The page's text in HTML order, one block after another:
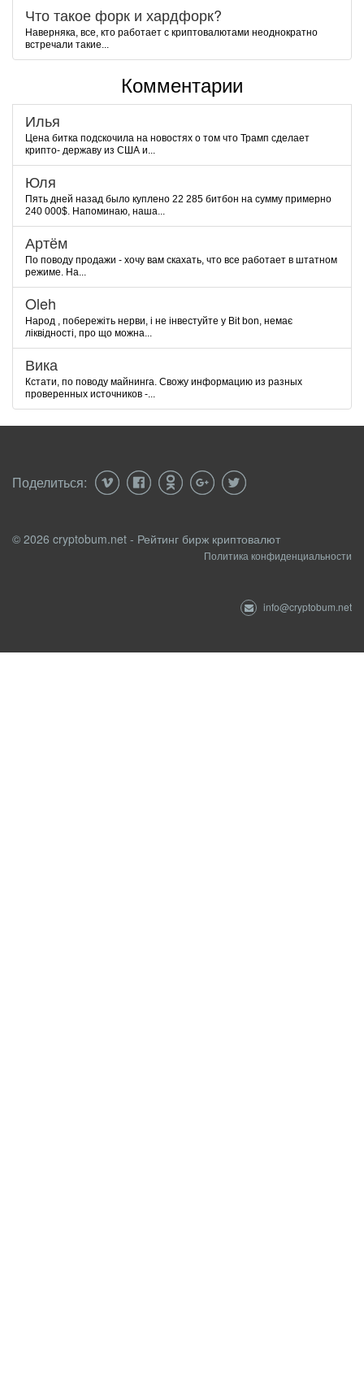
Что такое форк и хардфорк?
Наверняка, все, кто работает с криптовалютами неоднократно
встречали такие...
Комментарии
Илья
Цена битка подскочила на новостях о том что Трамп сделает
крипто- державу из США и...
Юля
Пять дней назад было куплено 22 285 битбон на сумму примерно
240 000$. Напоминаю, наша...
Артём
По поводу продажи - хочу вам скахать, что все работает в штатном
режиме. На...
Oleh
Народ , побережіть нерви, і не інвестуйте у Bit bon, немає
ліквідності, про що можна...
Вика
Кстати, по поводу майнинга. Свожу информацию из разных
проверенных источников -...
Поделиться:
© 2026 cryptobum.net - Рейтинг бирж криптовалют
Политика конфиденциальности
info@cryptobum.net